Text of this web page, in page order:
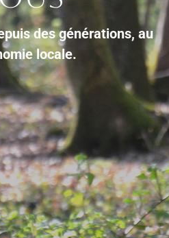
des générations, au
locale.